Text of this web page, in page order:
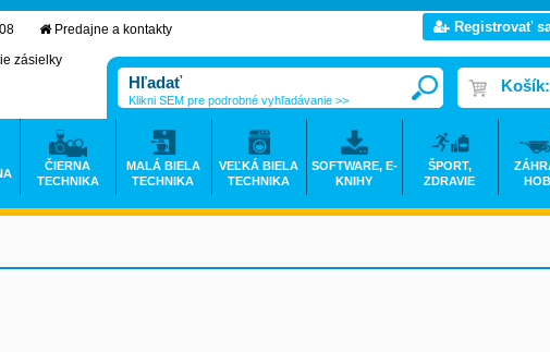
Predajne a kontakty
zásielky
Registrovať
Košík:
Klikni SEM pre podrobné vyhľadávanie >>
ČIERNA
TECHNIKA
MALÁ BIELA
TECHNIKA
VEĽKÁ BIELA
TECHNIKA
SOFTWARE, E-
KNIHY
ŠPORT,
ZDRAVIE